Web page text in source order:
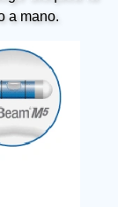
a mano.